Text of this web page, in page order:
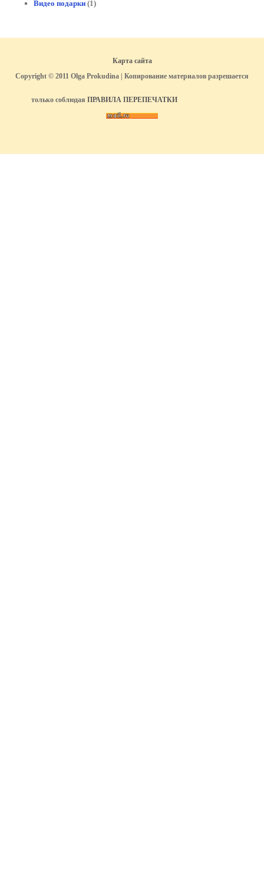
Видео подарки(1)
Карта сайта
Copyright © 2011 Olga Prokudina | Копирование материалов разрешается
только соблюдая ПРАВИЛА ПЕРЕПЕЧАТКИ